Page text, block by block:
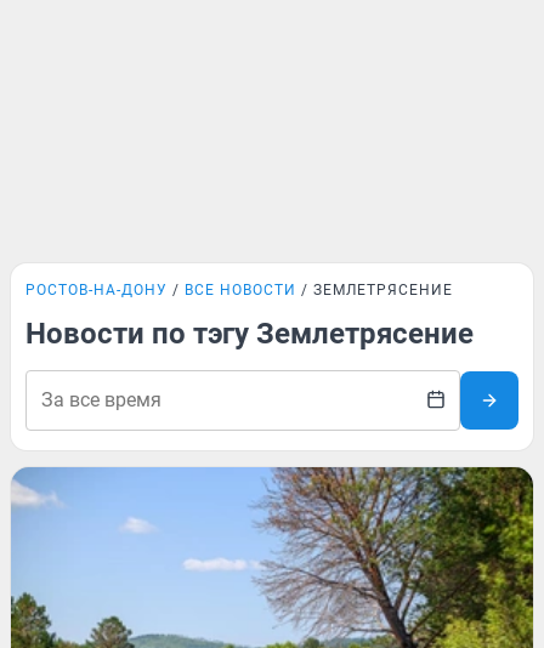
РОСТОВ-НА-ДОНУ ВСЕ НОВОСТИ ЗЕМЛЕТРЯСЕНИЕ
Новости по тэгу Землетрясение